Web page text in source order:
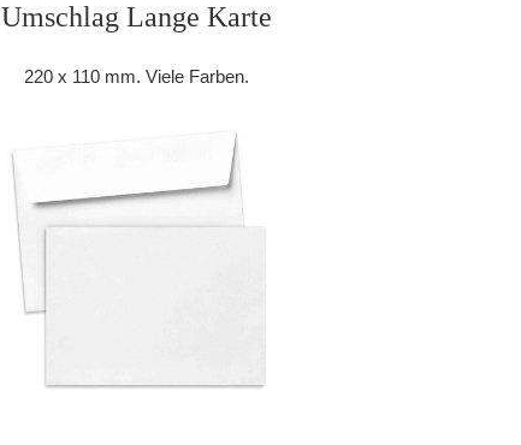
Umschlag Lange Karte
220 x 110 mm. Viele Farben.